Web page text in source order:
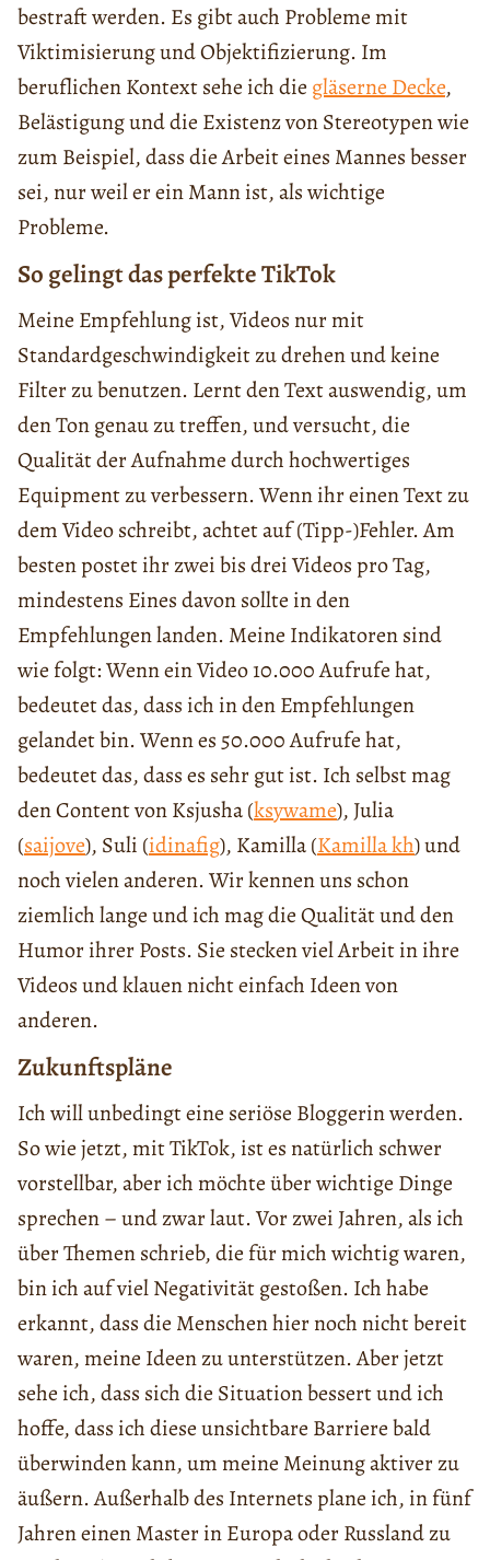
bestraft werden. Es gibt auch Probleme mit
Viktimisierung und Objektifizierung. Im
beruflichen Kontext sehe ich die gläserne Decke,
Belästigung und die Existenz von Stereotypen wie
zum Beispiel, dass die Arbeit eines Mannes besser
sei, nur weil er ein Mann ist, als wichtige
Probleme.
So gelingt das perfekte TikTok
Meine Empfehlung ist, Videos nur mit
Standardgeschwindigkeit zu drehen und keine
Filter zu benutzen. Lernt den Text auswendig, um
den Ton genau zu treffen, und versucht, die
Qualität der Aufnahme durch hochwertiges
Equipment zu verbessern. Wenn ihr einen Text zu
dem Video schreibt, achtet auf (Tipp-)Fehler. Am
besten postet ihr zwei bis drei Videos pro Tag,
mindestens Eines davon sollte in den
Empfehlungen landen. Meine Indikatoren sind
wie folgt: Wenn ein Video 10.000 Aufrufe hat,
bedeutet das, dass ich in den Empfehlungen
gelandet bin. Wenn es 50.000 Aufrufe hat,
bedeutet das, dass es sehr gut ist. Ich selbst mag
den Content von Ksjusha (ksywame), Julia
(saijove), Suli (idinafig), Kamilla (Kamilla kh) und
noch vielen anderen. Wir kennen uns schon
ziemlich lange und ich mag die Qualität und den
Humor ihrer Posts. Sie stecken viel Arbeit in ihre
Videos und klauen nicht einfach Ideen von
anderen.
Zukunftspläne
Ich will unbedingt eine seriöse Bloggerin werden.
So wie jetzt, mit TikTok, ist es natürlich schwer
vorstellbar, aber ich möchte über wichtige Dinge
sprechen – und zwar laut. Vor zwei Jahren, als ich
über Themen schrieb, die für mich wichtig waren,
bin ich auf viel Negativität gestoßen. Ich habe
erkannt, dass die Menschen hier noch nicht bereit
waren, meine Ideen zu unterstützen. Aber jetzt
sehe ich, dass sich die Situation bessert und ich
hoffe, dass ich diese unsichtbare Barriere bald
überwinden kann, um meine Meinung aktiver zu
äußern. Außerhalb des Internets plane ich, in fünf
Jahren einen Master in Europa oder Russland zu